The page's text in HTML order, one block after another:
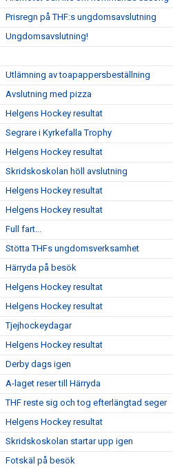
Prisregn på THF:s ungdomsavslutning
Ungdomsavslutning!
Utlämning av toapappersbeställning
Avslutning med pizza
Helgens Hockey resultat
Segrare i Kyrkefalla Trophy
Helgens Hockey resultat
Skridskoskolan höll avslutning
Helgens Hockey resultat
Helgens Hockey resultat
Full fart...
Stötta THFs ungdomsverksamhet
Härryda på besök
Helgens Hockey resultat
Helgens Hockey resultat
Tjejhockeydagar
Helgens Hockey resultat
Derby dags igen
A-laget reser till Härryda
THF reste sig och tog efterlängtad seger
Helgens Hockey resultat
Skridskoskolan startar upp igen
Fotskäl på besök